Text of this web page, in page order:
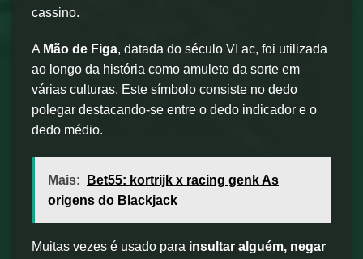
cassino.
A Mão de Figa, datada do século VI ac, foi utilizada
ao longo da história como amuleto da sorte em
várias culturas. Este símbolo consiste no dedo
polegar destacando-se entre o dedo indicador e o
dedo médio.
Mais:
Bet55: kortrijk x racing genk As
origens do Blackjack
Muitas vezes é usado para insultar alguém, negar